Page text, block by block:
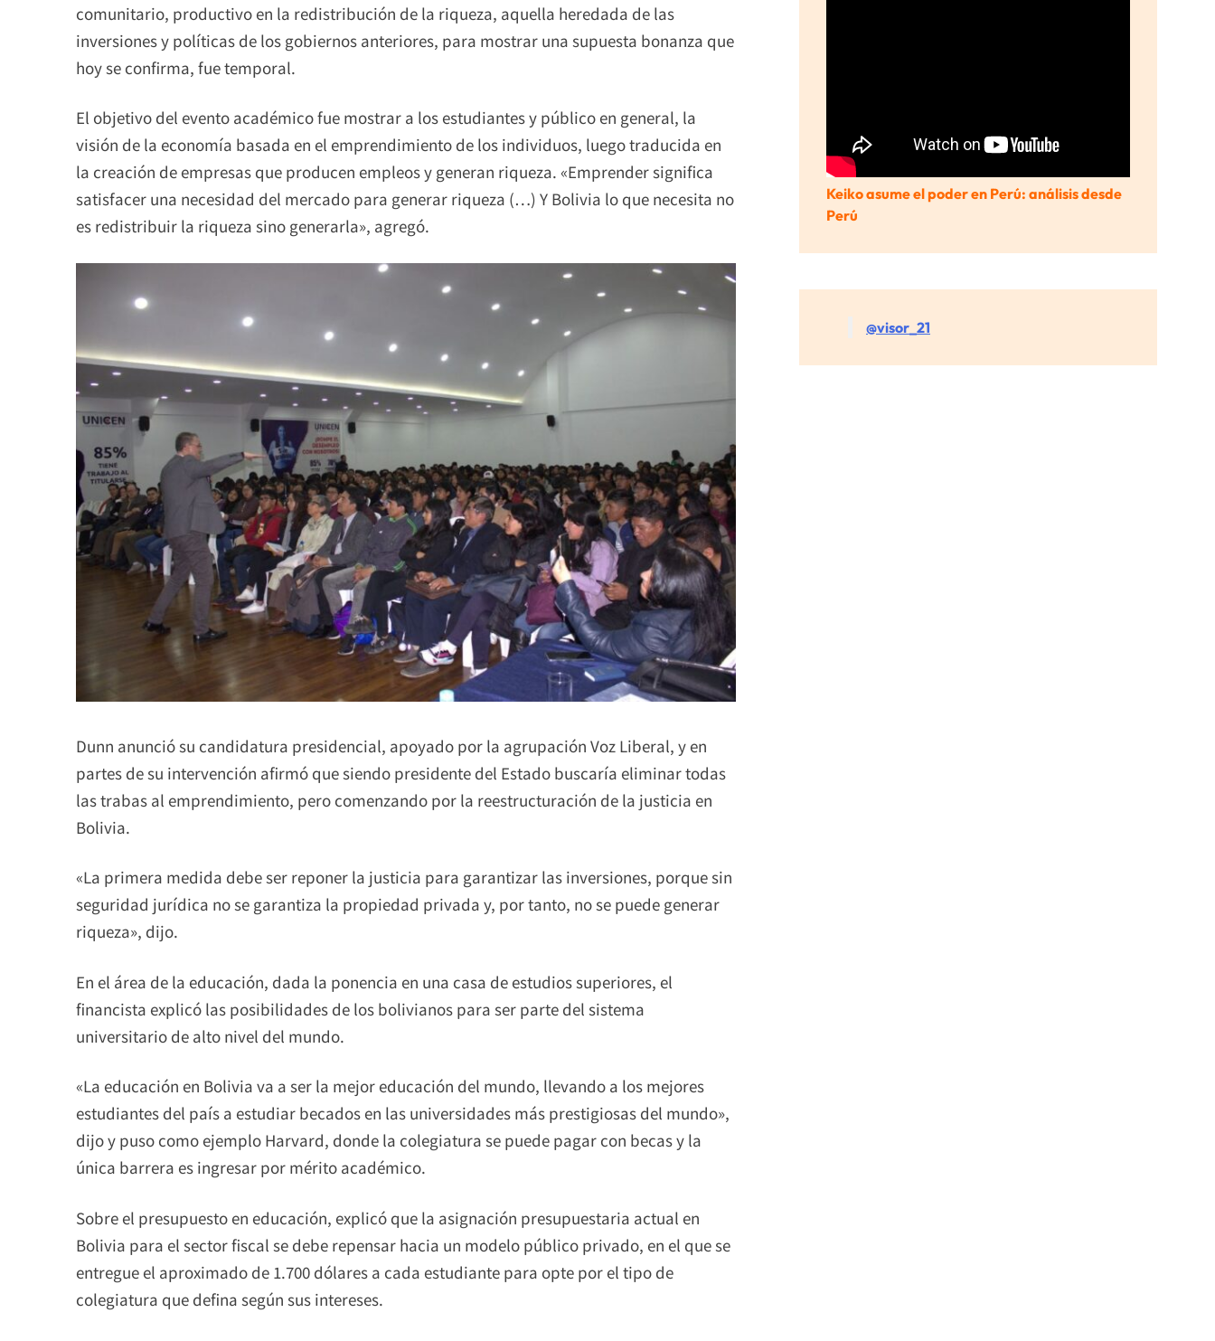
comunitario, productivo en la redistribución de la riqueza, aquella heredada de las
inversiones y políticas de los gobiernos anteriores, para mostrar una supuesta bonanza que
hoy se confirma, fue temporal.
El objetivo del evento académico fue mostrar a los estudiantes y público en general, la
visión de la economía basada en el emprendimiento de los individuos, luego traducida en
la creación de empresas que producen empleos y generan riqueza. «Emprender significa
satisfacer una necesidad del mercado para generar riqueza (…) Y Bolivia lo que necesita no
es redistribuir la riqueza sino generarla», agregó.
Dunn anunció su candidatura presidencial, apoyado por la agrupación Voz Liberal, y en
partes de su intervención afirmó que siendo presidente del Estado buscaría eliminar todas
las trabas al emprendimiento, pero comenzando por la reestructuración de la justicia en
Bolivia.
«La primera medida debe ser reponer la justicia para garantizar las inversiones, porque sin
seguridad jurídica no se garantiza la propiedad privada y, por tanto, no se puede generar
riqueza», dijo.
En el área de la educación, dada la ponencia en una casa de estudios superiores, el
financista explicó las posibilidades de los bolivianos para ser parte del sistema
universitario de alto nivel del mundo.
«La educación en Bolivia va a ser la mejor educación del mundo, llevando a los mejores
estudiantes del país a estudiar becados en las universidades más prestigiosas del mundo»,
dijo y puso como ejemplo Harvard, donde la colegiatura se puede pagar con becas y la
única barrera es ingresar por mérito académico.
Sobre el presupuesto en educación, explicó que la asignación presupuestaria actual en
Bolivia para el sector fiscal se debe repensar hacia un modelo público privado, en el que se
entregue el aproximado de 1.700 dólares a cada estudiante para opte por el tipo de
colegiatura que defina según sus intereses.
Keiko asume el poder en Perú: análisis desde
Perú
@visor_21